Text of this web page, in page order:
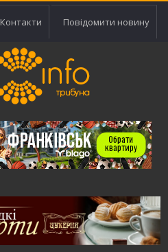
Контакти Повідомити новину